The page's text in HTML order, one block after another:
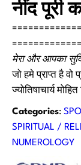
नींद पूरी
मेरा और आपका
जो हमे प्राप्त है वो
ज्योतिषाचार्य मोहित
Categories:
SPIRITUAL /
NUMEROLOGY